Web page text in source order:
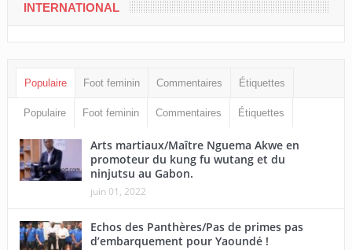
INTERNATIONAL
Populaire Foot feminin Commentaires Étiquettes
Populaire Foot feminin Commentaires Étiquettes
Arts martiaux/Maître Nguema Akwe en
promoteur du kung fu wutang et du
ninjutsu au Gabon.
juin 01, 2022
Echos des Panthères/Pas de primes pas
d’embarquement pour Yaoundé !